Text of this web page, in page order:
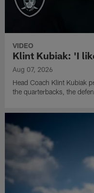
VIDEO
Klint Kubiak: 'I
Aug 07, 2026
Head Coach Klint Kubiak
the quarterbacks, the